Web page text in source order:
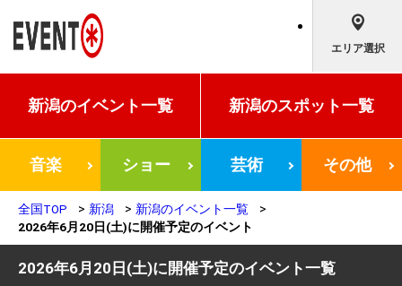
エリア選択
新潟のイベント一覧 新潟のスポット一覧
音楽 ショー 芸術 その他
全国TOP 新潟
新潟のイベント一覧
2026年6月20日(土)に開催予定のイベント
2026年6月20日(土)に開催予定のイベント一覧